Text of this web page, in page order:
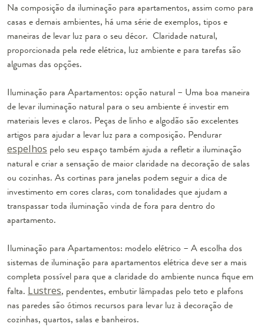
Na composição da iluminação para apartamentos, assim como para
casas e demais ambientes, há uma série de exemplos, tipos e
maneiras de levar luz para o seu décor. Claridade natural,
proporcionada pela rede elétrica, luz ambiente e para tarefas são
algumas das opções.
Iluminação para Apartamentos: opção natural – Uma boa maneira
de levar iluminação natural para o seu ambiente é investir em
materiais leves e claros. Peças de linho e algodão são excelentes
artigos para ajudar a levar luz para a composição. Pendurar
espelhos pelo seu espaço também ajuda a refletir a iluminação
natural e criar a sensação de maior claridade na decoração de salas
ou cozinhas. As cortinas para janelas podem seguir a dica de
investimento em cores claras, com tonalidades que ajudam a
transpassar toda iluminação vinda de fora para dentro do
apartamento.
Iluminação para Apartamentos: modelo elétrico – A escolha dos
sistemas de iluminação para apartamentos elétrica deve ser a mais
completa possível para que a claridade do ambiente nunca fique em
falta. Lustres, pendentes, embutir lâmpadas pelo teto e plafons
nas paredes são ótimos recursos para levar luz à decoração de
cozinhas, quartos, salas e banheiros.